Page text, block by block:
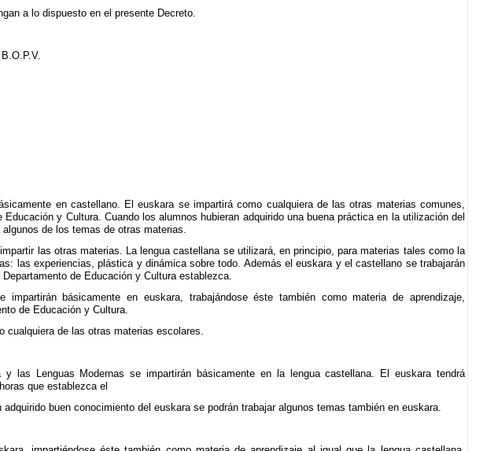
a lo dispuesto en el presente Decreto.
en castellano. El euskara se impartirá como cualquiera de las otras materias comunes,
y Cultura. Cuando los alumnos hubieran adquirido una buena práctica en la utilización del
de los temas de otras materias.
las otras materias. La lengua castellana se utilizará, en principio, para materias tales como la
las experiencias, plástica y dinámica sobre todo. Además el euskara y el castellano se trabajarán
de Educación y Cultura establezca.
básicamente en euskara, trabajándose éste también como materia de aprendizaje,
de Educación y Cultura.
cualquiera de las otras materias escolares.
las Lenguas Modernas se impartirán básicamente en la lengua castellana. El euskara tendrá
que establezca el
buen conocimiento del euskara se podrán trabajar algunos temas también en euskara.